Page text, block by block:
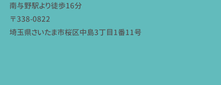
南与野駅より徒歩16分
〒338-0822
埼玉県さいたま市桜区中島3丁目1番11号